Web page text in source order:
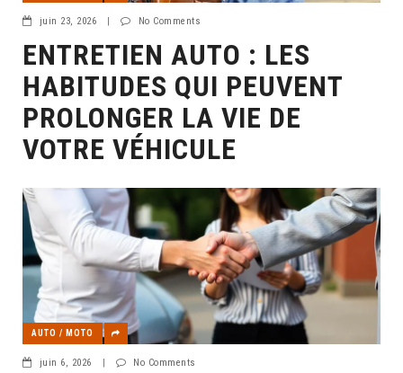
juin 23, 2026 No Comments
ENTRETIEN AUTO : LES
HABITUDES QUI PEUVENT
PROLONGER LA VIE DE
VOTRE VÉHICULE
AUTO / MOTO
juin 6, 2026 No Comments